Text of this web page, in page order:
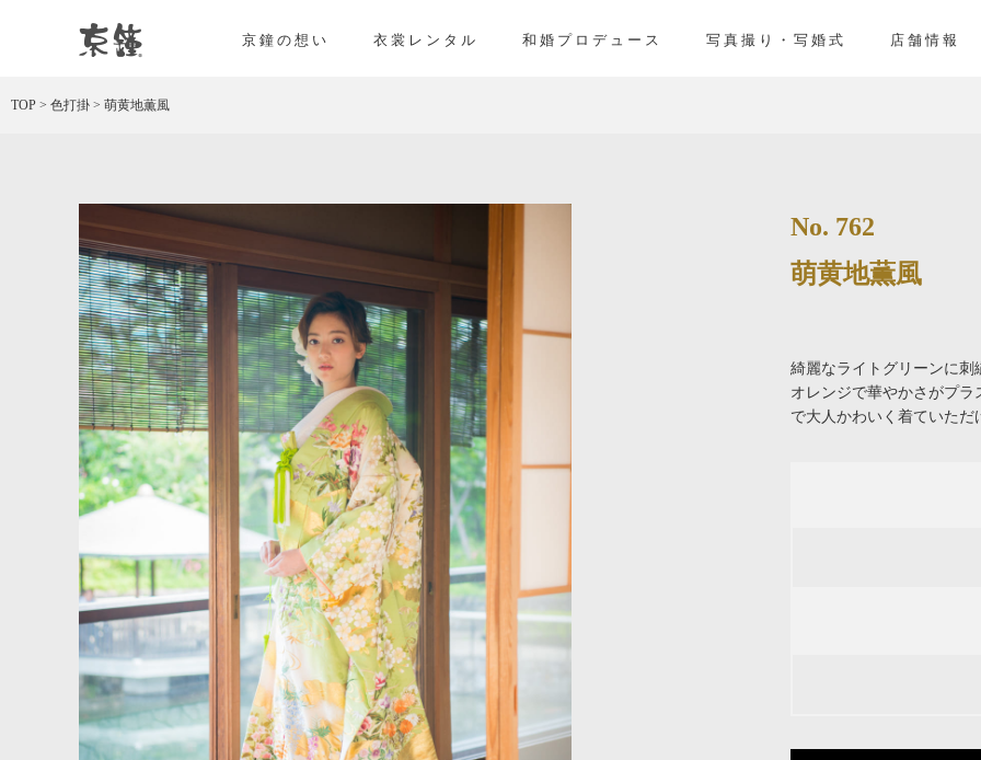
京都・東京で和装、和婚プロデュースなら「京鐘」
京鐘の想い 衣裳レンタル 和婚プロデュース 写真撮り・写婚式 店舗情報
TOP > 色打掛 > 萌黄地薫風
No. 762
萌黄地薫風
綺麗なライトグリーンに
オレンジで華やかさがプ
で大人かわいく着ていた